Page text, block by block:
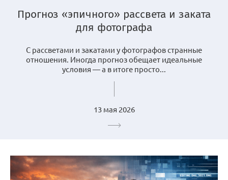
Прогноз «эпичного» рассвета и заката
для фотографа
С рассветами и закатами у фотографов странные
отношения. Иногда прогноз обещает идеальные
условия — а в итоге просто...
13 мая 2026